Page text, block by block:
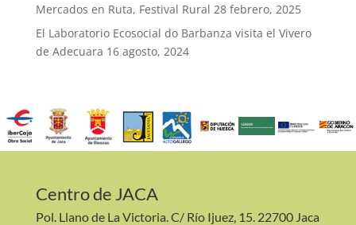
Mercados en Ruta, Festival Rural 28 febrero, 2025
El Laboratorio Ecosocial do Barbanza visita el Vivero
de Adecuara 16 agosto, 2024
Centro de JACA
Pol. Llano de La Victoria. C/ Río Ijuez, 15. 22700 Jaca